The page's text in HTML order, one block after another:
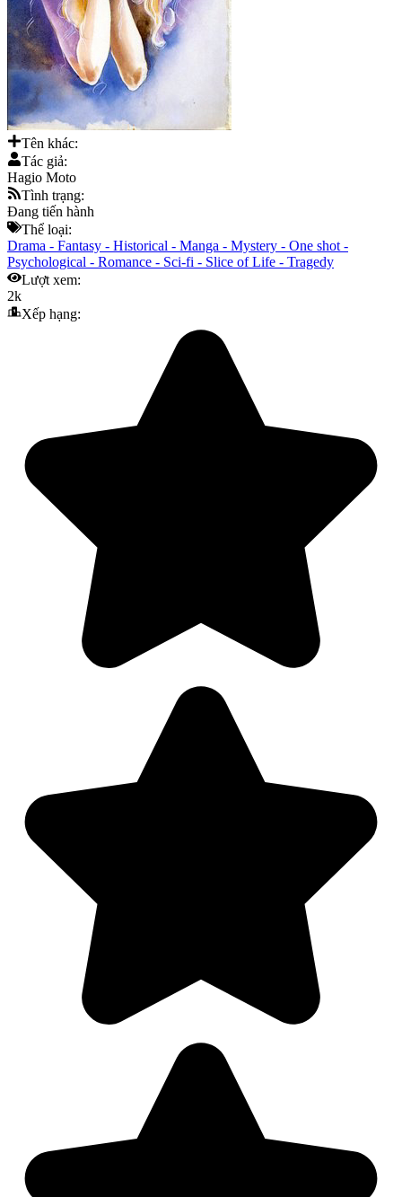
Tên khác:
Tác giả:
Hagio Moto
Tình trạng:
Đang tiến hành
Thể loại:
Drama - Fantasy - Historical - Manga - Mystery - One shot -
Psychological - Romance - Sci-fi - Slice of Life - Tragedy
Lượt xem:
2k
Xếp hạng: